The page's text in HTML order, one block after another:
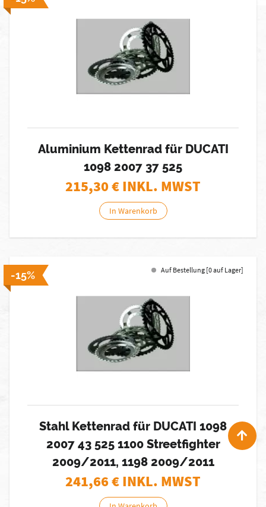
Aluminium Kettenrad für DUCATI
1098 2007 37 525
215,30€ INKL. MWST
In Warenkorb
-15% Auf Bestellung [0 auf Lager]
Stahl Kettenrad für DUCATI 1098
2007 43 525 1100 Streetfighter
2009/2011, 1198 2009/2011
241,66€ INKL. MWST